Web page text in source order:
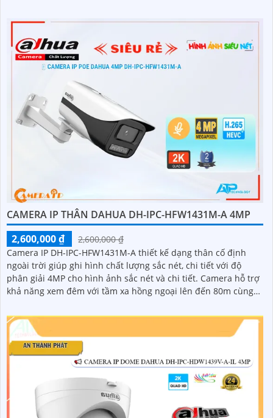
CAMERA IP THÂN DAHUA DH-IPC-HFW1431M-A 4MP
2,600,000 ₫
2,600,000 ₫
Camera IP DH-IPC-HFW1431M-A thiết kế dạng thân cố định
ngoài trời giúp ghi hình chất lượng sắc nét, chi tiết với độ
phân giải 4MP cho hình ảnh sắc nét và chi tiết. Camera hỗ trợ
khả năng xem đêm với tầm xa hồng ngoại lên đến 80m cùng
hiệu quả